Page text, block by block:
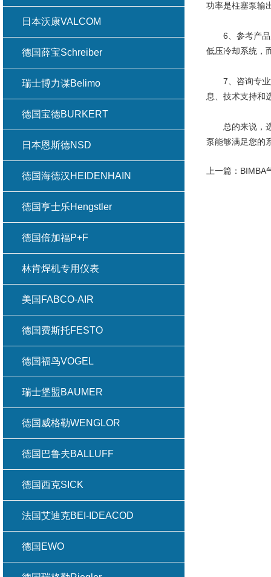
功率是柱塞泵输
6、参考产品系
低压冷却系统，
7、咨询专业意
息、技术支持和
总的来说，选
泵能够满足您的
上一篇： BIMBA
日本沃康VALCOM
德国薛宝Schreiber
瑞士博力谋Belimo
德国宝德BURKERT
日本恩斯德NSD
德国海德汉HEIDENHAIN
德国亨士乐Hengstler
德国倍加福P+F
林肯焊机专用仪表
美国FABCO-AIR
德国费斯托FESTO
德国福鸟VOGEL
瑞士堡盟BAUMER
德国威格勒WENGLOR
德国巴鲁夫BALLUFF
德国西克SICK
法国艾迪克BEI-IDEACOD
德国EWO